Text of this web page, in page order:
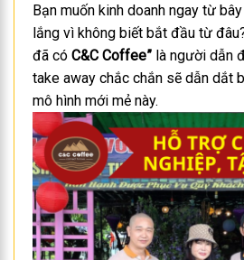
Bạn muốn kinh doanh ngay từ
lắng vì không biết bắt đầu từ
đã có C&C Coffee” là người dẫn
take away chắc chắn sẽ dẫn dắt
mô hình mới mẻ này.